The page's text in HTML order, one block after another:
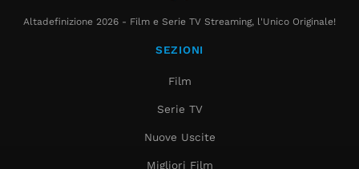
Altadefinizione 2026 - Film e Serie TV Streaming, l'Unico Originale!
SEZIONI
Film
Serie TV
Nuove Uscite
Migliori Film